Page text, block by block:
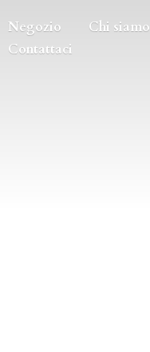
Negozio Chi siamo
Contattaci